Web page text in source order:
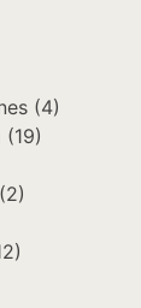
(4)
(19)
(2)